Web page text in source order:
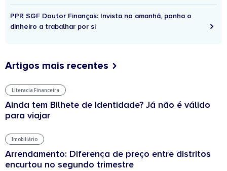
PPR SGF Doutor Finanças: Invista no amanhã, ponha o
dinheiro a trabalhar por si
Artigos mais recentes
Literacia Financeira
Ainda tem Bilhete de Identidade? Já não é válido
para viajar
Imobiliário
Arrendamento: Diferença de preço entre distritos
encurtou no segundo trimestre